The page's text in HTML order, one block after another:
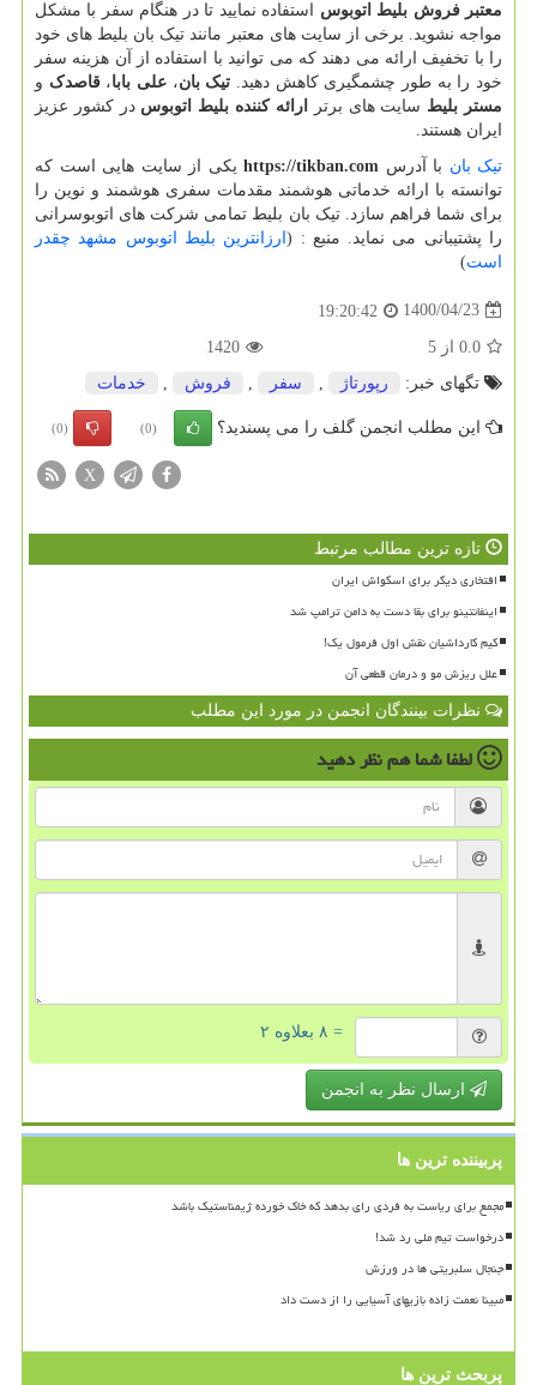
معتبر فروش بلیط اتوبوس استفاده نمایید تا در هنگام سفر با مشکل
مواجه نشوید. برخی از سایت های معتبر مانند تیک بان بلیط های خود
را با تخفیف ارائه می دهند که می توانید با استفاده از آن هزینه سفر
خود را به طور چشمگیری کاهش دهید. تیک بان، علی بابا،قاصدک و
مستر بلیط سایت های برتر ارائه کننده بلیط اتوبوس در کشور عزیز
ایران هستند.
تیک بان با آدرس https://tikban.com یکی از سایت هایی است که
توانسته با ارائه خدماتی هوشمند مقدمات سفری هوشمند و نوین را
برای شما فراهم سازد. تیک بان بلیط تمامی شرکت های اتوبوسرانی
را پشتیبانی می نماید. منبع : (ارزانترین بلیط اتوبوس مشهد چقدر
است)
1400/04/23
19:20:42
0.0 از 5
1420
تگهای خبر:
رپورتاژ سفر فروش خدمات
این مطلب انجمن گلف را می پسندید؟ (0)
(0)
X
تازه ترین مطالب مرتبط
افتخاری دیگر برای اسکواش ایران
اینفانتینو برای بقا دست به دامن ترامپ شد
کیم کارداشیان نقش اول فرمول یک!
علل ریزش مو و درمان قطعی آن
نظرات بینندگان انجمن در مورد این مطلب
لطفا شما همنظر دهید
= ۸ بعلاوه ۲
ارسال نظر به انجمن
پربیننده ترین ها
مجمع برای ریاست به فردی رای بدهد که خاک خورده ژیمناستیک باشد
درخواست تیم ملی رد شد!
جنجال سلبریتی ها در ورزش
مبینا نعمت زاده بازیهای آسیایی را از دست داد
پربحث ترین ها